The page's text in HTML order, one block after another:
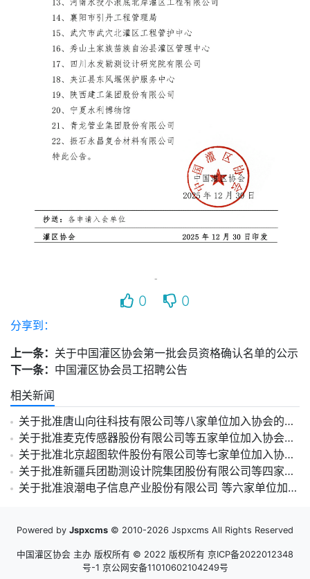
0 0
分享到：
上一条： 关于中国灌区协会第一批会员资格确认名单的公示
下一条： 中国灌区协会员工招聘公告
相关新闻
关于批准唐山向往科技有限公司等八家单位加入协会的公告
关于批准麦克传感器股份有限公司等五家单位加入协会的公告
关于批准北京超图软件股份有限公司等七家单位加入协会的公告
关于批准新疆兵团勘测设计院集团股份有限公司等四家单位加入协会的公告
关于批准浪潮电子信息产业股份有限公司 等六家单位加入协会的公告
Powered by Jspxcms © 2010-2026 Jspxcms All Rights Reserved
中国灌区协会 主办 版权所有 © 2022 版权所有 京ICP备2022012348
号-1 京公网安备11010602104249号